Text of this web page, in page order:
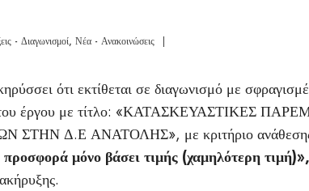
- Διαγωνισμοί, Νέα - Ανακοινώσεις |
ότι εκτίθεται σε διαγωνισμό με
του έργου με τίτλο: «ΚΑΤΑΣΚΕΥΑΣΤΙΚΕΣ
Δ.Ε ΑΝΑΤΟΛΗΣ», με κριτήριο
μόνο βάσει τιμής (χαμηλότερητιμή)»,